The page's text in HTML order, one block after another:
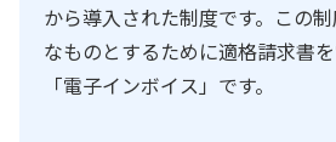
から導入された制度です。この
なものとするために適格請求書
「電子インボイス」です。